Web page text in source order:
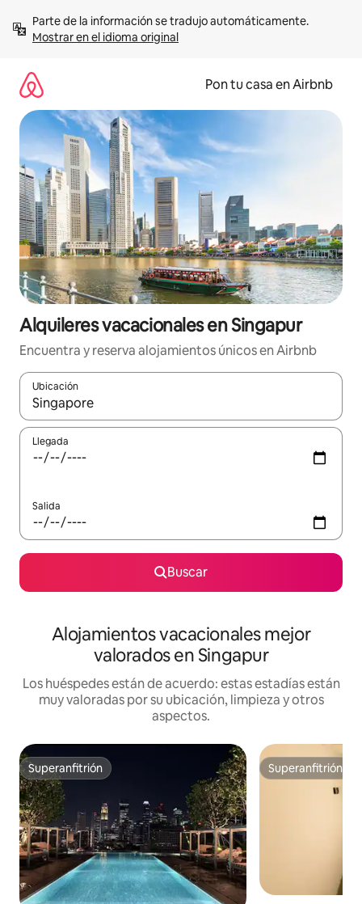
contenidoMostrar en el idioma original
Pon tu casa en Airbnb
Alquileres vacacionales en Singapur
Encuentra y reserva alojamientos únicos en Airbnb
Ubicación
Cuando los resultados estén disponibles, navega con las
Llegada
Salida
Buscar
Alojamientos vacacionales mejor
valorados en Singapur
Los huéspedes están de acuerdo: estas estadías están
muy valoradas por su ubicación, limpieza y otros
aspectos.
Superanfitrión
Superanfitrión Superanfitrión
Superanfitrión